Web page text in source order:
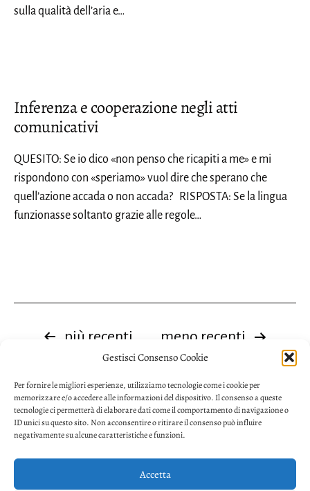
Gestisci Consenso Cookie
Per fornire le migliori esperienze, utilizziamo tecnologie come i cookie per
memorizzare e/o accedere alle informazioni del dispositivo. Il consenso a queste
tecnologie ci permetterà di elaborare dati come il comportamento di navigazione o
ID unici su questo sito. Non acconsentire o ritirare il consenso può influire
negativamente su alcune caratteristiche e funzioni.
Accetta
sulla qualità dell’aria e…
Inferenza e cooperazione negli atti
comunicativi
QUESITO: Se io dico «non penso che ricapiti a me» e mi
rispondono con «speriamo» vuol dire che sperano che
quell’azione accada o non accada? RISPOSTA: Se la lingua
funzionasse soltanto grazie alle regole…
Paginazione
articoli
più recenti meno recenti